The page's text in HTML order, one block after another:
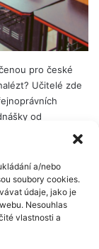
a/nebo
soubory cookies.
údaje, jako je
Nesouhlas
vlastnosti a
pro české
Učitelé zde
od
za zmínku